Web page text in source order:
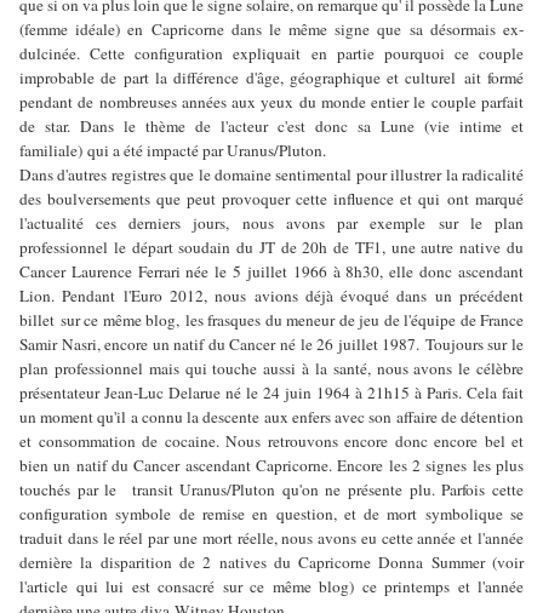
que si on va plus loin que le signe solaire, on remarque qu' il possède la Lune
(femme idéale) en Capricorne dans le même signe que sa désormais ex-
dulcinée. Cette configuration expliquait en partie pourquoi ce couple
improbable de part la différence d'âge, géographique et culturel ait formé
pendant de nombreuses années aux yeux du monde entier le couple parfait
de star. Dans le thème de l'acteur c'est donc sa Lune (vie intime et
familiale) qui a été impacté par Uranus/Pluton.
Dans d'autres registres que le domaine sentimental pour illustrer la radicalité
des boulversements que peut provoquer cette influence et qui ont marqué
l'actualité ces derniers jours, nous avons par exemple sur le plan
professionnel le départ soudain du JT de 20h de TF1, une autre native du
Cancer Laurence Ferrari née le 5 juillet 1966 à 8h30, elle donc ascendant
Lion. Pendant l'Euro 2012, nous avions déjà évoqué dans un précédent
billet sur ce même blog, les frasques du meneur de jeu de l'équipe de France
Samir Nasri, encore un natif du Cancer né le 26 juillet 1987. Toujours sur le
plan professionnel mais qui touche aussi à la santé, nous avons le célèbre
présentateur Jean-Luc Delarue né le 24 juin 1964 à 21h15 à Paris. Cela fait
un moment qu'il a connu la descente aux enfers avec son affaire de détention
et consommation de cocaine. Nous retrouvons encore donc encore bel et
bien un natif du Cancer ascendant Capricorne. Encore les 2 signes les plus
touchés par le transit Uranus/Pluton qu'on ne présente plu. Parfois cette
configuration symbole de remise en question, et de mort symbolique se
traduit dans le réel par une mort réelle, nous avons eu cette année et l'année
dernière la disparition de 2 natives du Capricorne Donna Summer (voir
l'article qui lui est consacré sur ce même blog) ce printemps et l'année